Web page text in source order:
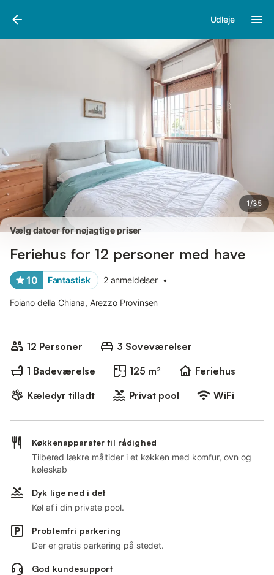
Udleje
1/35
Billeder
Vælg datoer for nøjagtige priser
Feriehus for 12 personer med have
10 Fantastisk 2 anmeldelser •
Foiano della Chiana, Arezzo Provinsen
12 Personer
3 Soveværelser
1 Badeværelse
125 m²
Feriehus
Kæledyr tilladt
Privat pool WiFi
Køkkenapparater til rådighed
Tilbered lækre måltider i et køkken med komfur, ovn og
køleskab
Dyk lige ned i det
Køl af i din private pool.
Problemfri parkering
Der er gratis parkering på stedet.
God kundesupport